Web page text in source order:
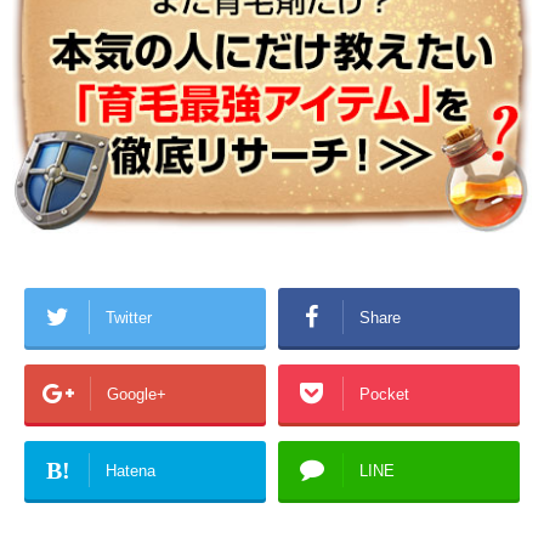
Twitter Share
Google+ Pocket
B! Hatena LINE